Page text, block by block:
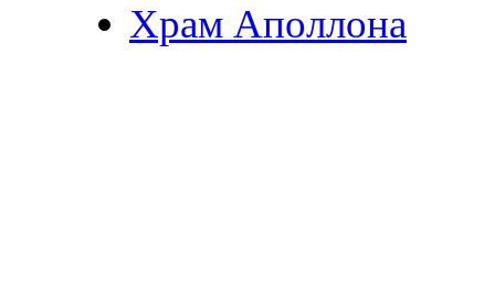
Храм Аполлона